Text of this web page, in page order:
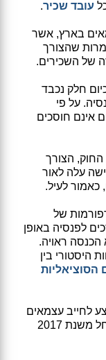
עובד שכיר.
בארץ, אשר
למרות שהצורך
של השכירים.
חלק נכבד
על פי
50% מהעצמאים אינם חוסכים
הצורך
עלה לאור
כאמור לעיל.
של
לפנסיה באופן
הכנסה ראויה.
היסטורי בין
הסוציאליות
לחייב עצמאים
להפקיד כספים לקופת גמל לקצבה, וזאת החל משנת 2017